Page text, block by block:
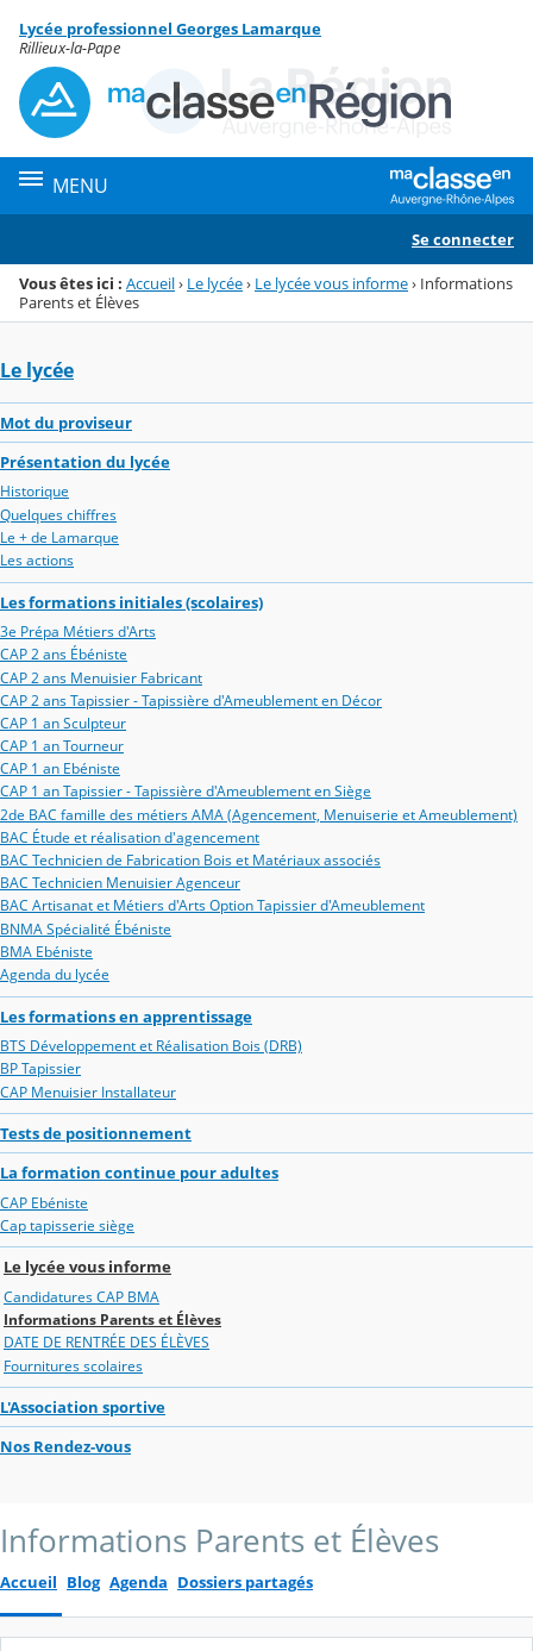
Menu de la rubrique
Contenu
Lycée professionnel Georges Lamarque
Rillieux-la-Pape
MENU
Se connecter
Vous êtes ici : Accueil› Le lycée› Le lycée vous informe› Informations
Parents et Élèves
Le lycée
Mot du proviseur
Présentation du lycée
Historique
Quelques chiffres
Le + de Lamarque
Les actions
Les formations initiales (scolaires)
3e Prépa Métiers d'Arts
CAP 2 ans Ébéniste
CAP 2 ans Menuisier Fabricant
CAP 2 ans Tapissier - Tapissière d'Ameublement en Décor
CAP 1 an Sculpteur
CAP 1 an Tourneur
CAP 1 an Ebéniste
CAP 1 an Tapissier - Tapissière d'Ameublement en Siège
2de BAC famille des métiers AMA (Agencement, Menuiserie et Ameublement)
BAC Étude et réalisation d'agencement
BAC Technicien de Fabrication Bois et Matériaux associés
BAC Technicien Menuisier Agenceur
BAC Artisanat et Métiers d'Arts Option Tapissier d'Ameublement
BNMA Spécialité Ébéniste
BMA Ebéniste
Agenda du lycée
Les formations en apprentissage
BTS Développement et Réalisation Bois (DRB)
BP Tapissier
CAP Menuisier Installateur
Tests de positionnement
La formation continue pour adultes
CAP Ebéniste
Cap tapisserie siège
Le lycée vous informe
Candidatures CAP BMA
Informations Parents et Élèves
DATE DE RENTRÉE DES ÉLÈVES
Fournitures scolaires
L'Association sportive
Nos Rendez-vous
Informations Parents et Élèves
Accueil Blog Agenda Dossiers partagés